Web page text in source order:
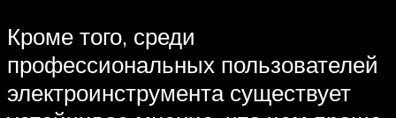
Кроме того, среди
профессиональных пользователей
электроинструмента существует